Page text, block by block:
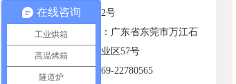
穗大道122号
工厂地址：广东省东莞市万江石
美新洲工业区57号
电话：0769-22780565
在线咨询
工业烘箱
高温烤箱
隧道炉